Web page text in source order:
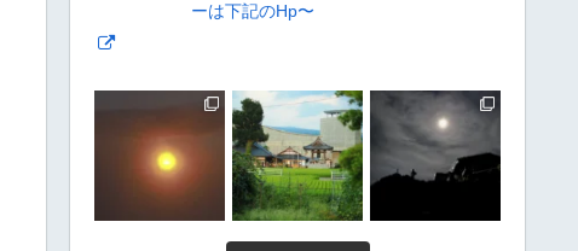
ーは下記のHp〜